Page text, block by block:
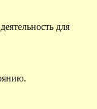
для